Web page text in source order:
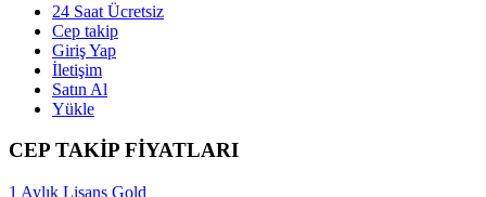
24 Saat Ücretsiz
Cep takip
Giriş Yap
İletişim
Satın Al
Yükle
CEP TAKİP FİYATLARI
1 Aylık Lisans Gold